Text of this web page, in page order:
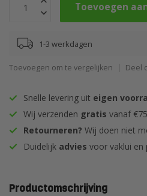
Toevoegen
1-3 werkdagen
Toevoegen om te vergelijken Deel
Snelle levering uit eigen
Wij verzenden gratis vanaf
Retourneren? Wij doen niet
Duidelijk advies voor vaklui en
Productomschrijving